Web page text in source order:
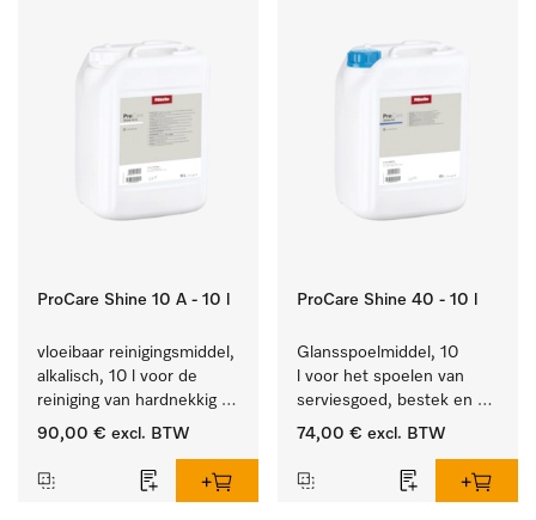
ProCare Shine 10 A - 10 l
vloeibaar reinigingsmiddel,
alkalisch, 10 l voor de
reiniging van hardnekkig
vuil op serviesgoed,
90,00 € excl. BTW
ProCare Shine 40 - 10 l
Glansspoelmiddel, 10
l voor het spoelen van
serviesgoed, bestek en
ideaal voor glazen.
74,00 € excl. BTW